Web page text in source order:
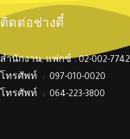
ติดต่อช่างตี๋
สำนักงาน, แฟกซ์ : 02-002-7742
โทรศัพท์ : 097-010-0020
โทรศัพท์ : 064-223-3800